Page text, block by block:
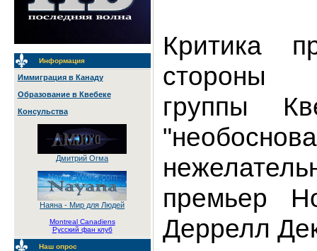
Информация
Иммиграция в Канаду
Образование в Квебеке
Консульства
Дмитрий Огма
Наяна - Мир для Людей
Montreal Canadiens
Русский фан клуб
Наш опрос
Критика
стороны
группы
премьер
Деррелл